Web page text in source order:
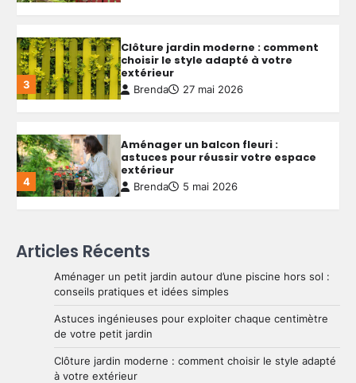
3
Clôture jardin moderne : comment
choisir le style adapté à votre
extérieur
Brenda 27 mai 2026
4
Aménager un balcon fleuri :
astuces pour réussir votre espace
extérieur
Brenda 5 mai 2026
Créer une allée de jardin
économique : astuces pour allier
Brenda 4 mai 2026
Aménager un petit jardin autour
d’une piscine hors sol : conseils
pratiques et idées simples
Articles Récents
Aménager un petit jardin autour d’une piscine hors sol :
conseils pratiques et idées simples
Astuces ingénieuses pour exploiter chaque centimètre
de votre petit jardin
Clôture jardin moderne : comment choisir le style adapté
à votre extérieur